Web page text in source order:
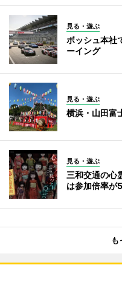
見る・遊ぶ
ボッシュ本社
ーイング
見る・遊ぶ
横浜・山田富
見る・遊ぶ
三和交通の
は参加倍率が
も